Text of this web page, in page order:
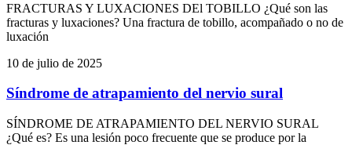
FRACTURAS Y LUXACIONES DEl TOBILLO ¿Qué son las
fracturas y luxaciones? Una fractura de tobillo, acompañado o no de
luxación
10 de julio de 2025
Síndrome de atrapamiento del nervio sural
SÍNDROME DE ATRAPAMIENTO DEL NERVIO SURAL
¿Qué es? Es una lesión poco frecuente que se produce por la